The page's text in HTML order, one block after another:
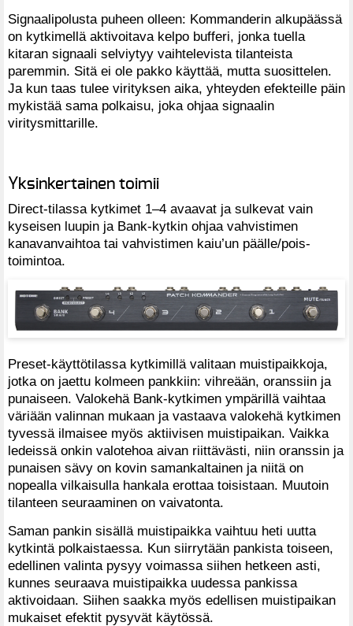
Signaalipolusta puheen olleen: Kommanderin alkupäässä
on kytkimellä aktivoitava kelpo bufferi, jonka tuella
kitaran signaali selviytyy vaihtelevista tilanteista
paremmin. Sitä ei ole pakko käyttää, mutta suosittelen.
Ja kun taas tulee virityksen aika, yhteyden efekteille päin
mykistää sama polkaisu, joka ohjaa signaalin
viritysmittarille.
Yksinkertainen toimii
Direct-tilassa kytkimet 1–4 avaavat ja sulkevat vain
kyseisen luupin ja Bank-kytkin ohjaa vahvistimen
kanavanvaihtoa tai vahvistimen kaiu’un päälle/pois-
toimintoa.
Preset-käyttötilassa kytkimillä valitaan muistipaikkoja,
jotka on jaettu kolmeen pankkiin: vihreään, oranssiin ja
punaiseen. Valokehä Bank-kytkimen ympärillä vaihtaa
väriään valinnan mukaan ja vastaava valokehä kytkimen
tyvessä ilmaisee myös aktiivisen muistipaikan. Vaikka
ledeissä onkin valotehoa aivan riittävästi, niin oranssin ja
punaisen sävy on kovin samankaltainen ja niitä on
nopealla vilkaisulla hankala erottaa toisistaan. Muutoin
tilanteen seuraaminen on vaivatonta.
Saman pankin sisällä muistipaikka vaihtuu heti uutta
kytkintä polkaistaessa. Kun siirrytään pankista toiseen,
edellinen valinta pysyy voimassa siihen hetkeen asti,
kunnes seuraava muistipaikka uudessa pankissa
aktivoidaan. Siihen saakka myös edellisen muistipaikan
mukaiset efektit pysyvät käytössä.